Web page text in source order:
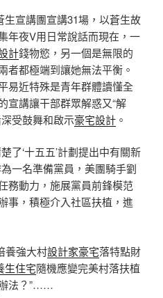
生宣講團宣講31場，以蒼生故
年夜V用日常說話而現在，一
計錢物慾，另一個是無限的
者都極端到讓她無法平衡。
易近特殊是青年群體讀懂全
宣講讓干部群眾解惑又“解
受鼓舞和啟示豪宅設計 。
了‘十五五’計劃提出中有關新
一名準備黨員，美團騎手劉
務動力，施展黨員前鋒模范
事，積極介入社區扶植，進
養強大村設計家豪宅落特點財
生住宅隨機應變完美村落扶植
法？”……